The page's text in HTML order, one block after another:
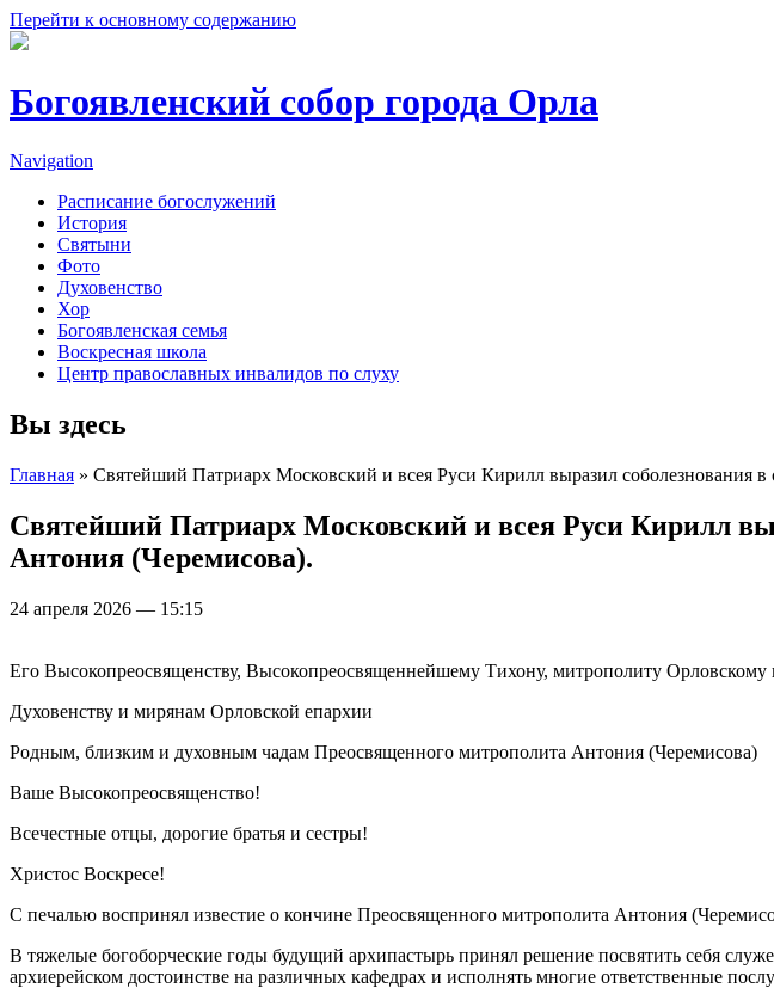
Перейти к основному содержанию
Богоявленский собор города Орла
Navigation
Расписание богослужений
История
Святыни
Фото
Духовенство
Хор
Богоявленская семья
Воскресная школа
Центр православных инвалидов по слуху
Вы здесь
Главная » Святейший Патриарх Московский и всея Руси Кирилл выразил соболезнования
Святейший Патриарх Московский и всея Руси Кирилл
Антония (Черемисова).
24 апреля 2026 — 15:15
Его Высокопреосвященству, Высокопреосвященнейшему Тихону, митрополиту Орловскому
Духовенству и мирянам Орловской епархии
Родным, близким и духовным чадам Преосвященного митрополита Антония (Черемисова)
Ваше Высокопреосвященство!
Всечестные отцы, дорогие братья и сестры!
Христос Воскресе!
С печалью воспринял известие о кончине Преосвященного митрополита Антония
В тяжелые богоборческие годы будущий архипастырь принял решение посвятить себя
архиерейском достоинстве на различных кафедрах и исполнять многие ответственные